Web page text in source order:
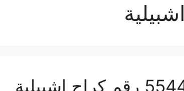
رقم كراج اشبيلية 55445363 رقم كراج اشبيلية